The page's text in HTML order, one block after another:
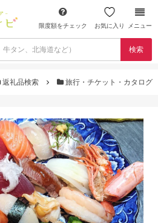
限度額をチェック お気に入り メニュー
検索
返礼品検索 旅行・チケット・カタログ